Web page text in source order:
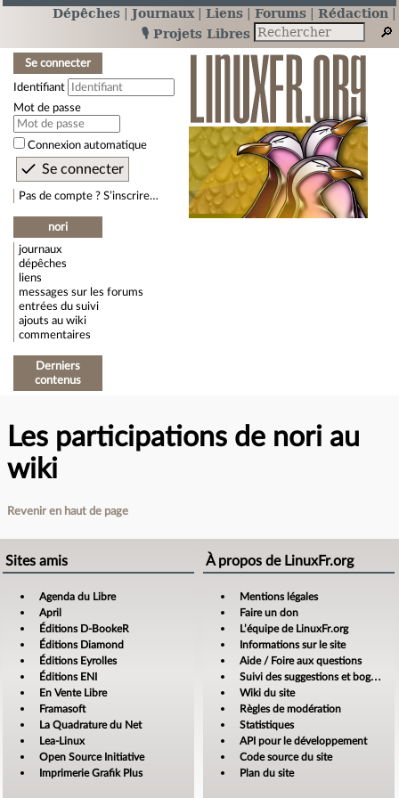
Dépêches Journaux Liens Forums
Rédaction
🎙️ Projets Libres
Se connecter
Identifiant
Mot de passe
Connexion automatique
Pas de compte ? S’inscrire…
nori
journaux
dépêches
liens
messages sur les forums
entrées du suivi
ajouts au wiki
commentaires
Derniers
contenus
Les participations de nori au
wiki
Revenir en haut de page
Sites amis
Agenda du Libre
April
Éditions D-BookeR
Éditions Diamond
Éditions Eyrolles
Éditions ENI
En Vente Libre
Framasoft
La Quadrature du Net
Lea-Linux
Open Source Initiative
Imprimerie Grafik Plus
À propos de LinuxFr.org
Mentions légales
Faire un don
L’équipe de LinuxFr.org
Informations sur le site
Aide / Foire aux questions
Suivi des suggestions et bogues
Wiki du site
Règles de modération
Statistiques
API pour le développement
Code source du site
Plan du site